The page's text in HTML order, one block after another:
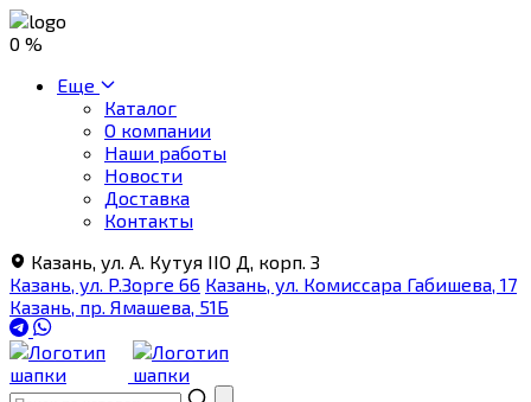
0 %
Еще
Каталог
О компании
Наши работы
Новости
Доставка
Контакты
Казань, ул. А. Кутуя IIO Д, корп. З
Казань, ул. Р.Зорге 66 Казань, ул. Комиссара Габишева, 17
Казань, пр. Ямашева, 51Б